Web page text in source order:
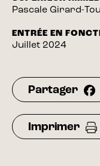
Pascale Girard-
ENTRÉE EN
Juillet 2024
Partager
Imprimer